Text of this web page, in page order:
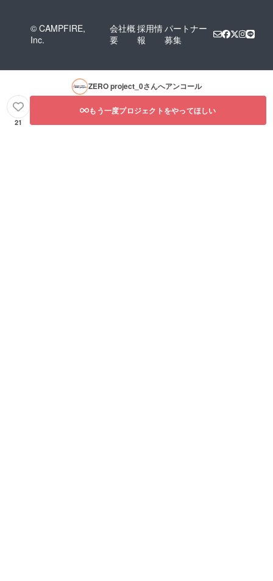
© CAMPFIRE,
Inc.
会社概
要
採用情
報
パートナー
募集
ZERO project_0さんへアンコール
21
もう一度プロジェクトをやってほしい